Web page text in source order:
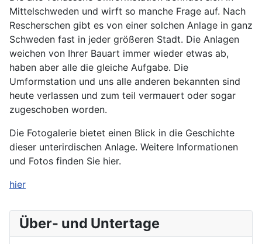
Mittelschweden und wirft so manche Frage auf. Nach
Rescherschen gibt es von einer solchen Anlage in ganz
Schweden fast in jeder größeren Stadt. Die Anlagen
weichen von Ihrer Bauart immer wieder etwas ab,
haben aber alle die gleiche Aufgabe. Die
Umformstation und uns alle anderen bekannten sind
heute verlassen und zum teil vermauert oder sogar
zugeschoben worden.
Die Fotogalerie bietet einen Blick in die Geschichte
dieser unterirdischen Anlage. Weitere Informationen
und Fotos finden Sie hier.
hier
Über- und Untertage